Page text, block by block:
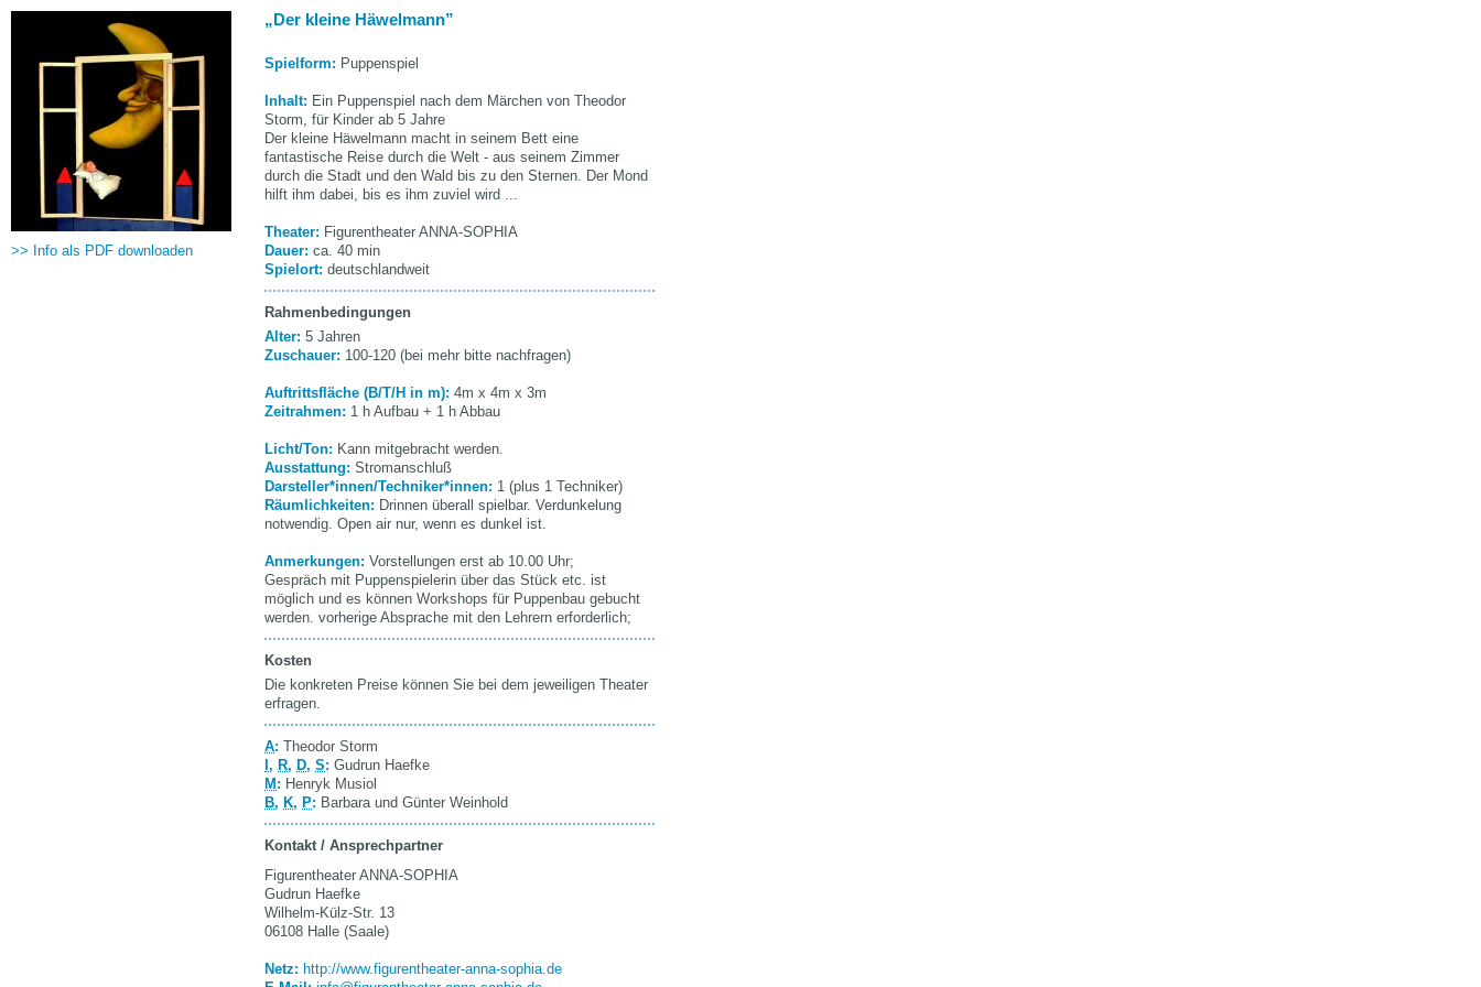
>> Info als PDF downloaden
Der kleine Häwelmann
Spielform: Puppenspiel
Inhalt: Ein Puppenspiel nach dem Märchen von Theodor
Storm, für Kinder ab 5 Jahre
Der kleine Häwelmann macht in seinem Bett eine
fantastische Reise durch die Welt - aus seinem Zimmer
durch die Stadt und den Wald bis zu den Sternen. Der Mond
hilft ihm dabei, bis es ihm zuviel wird ...
Theater: Figurentheater ANNA-SOPHIA
Dauer: ca. 40 min
Spielort: deutschlandweit
Rahmenbedingungen
Alter: 5 Jahren
Zuschauer: 100-120 (bei mehr bitte nachfragen)
Auftrittsfläche (B/T/H in m): 4m x 4m x 3m
Zeitrahmen: 1 h Aufbau + 1 h Abbau
Licht/Ton: Kann mitgebracht werden.
Ausstattung: Stromanschluß
Darsteller*innen/Techniker*innen: 1 (plus 1 Techniker)
Räumlichkeiten: Drinnen überall spielbar. Verdunkelung
notwendig. Open air nur, wenn es dunkel ist.
Anmerkungen: Vorstellungen erst ab 10.00 Uhr;
Gespräch mit Puppenspielerin über das Stück etc. ist
möglich und es können Workshops für Puppenbau gebucht
werden. vorherige Absprache mit den Lehrern erforderlich;
Kosten
Die konkreten Preise können Sie bei dem jeweiligen Theater
erfragen.
A: Theodor Storm
, R, D, S: Gudrun Haefke
M : Henryk Musiol
B, K, P: Barbara und Günter Weinhold
Kontakt / Ansprechpartner
Figurentheater ANNA-SOPHIA
Gudrun Haefke
Wilhelm-Külz-Str. 13
06108 Halle (Saale)
Netz: http://www.figurentheater-anna-sophia.de